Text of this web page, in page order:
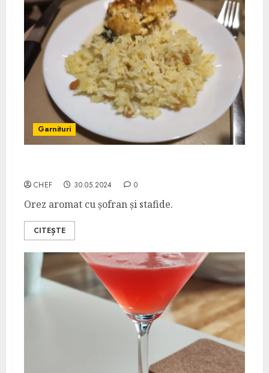
Garnituri
CHEF 30.05.2024 0
Orez aromat cu șofran și stafide.
CITEȘTE